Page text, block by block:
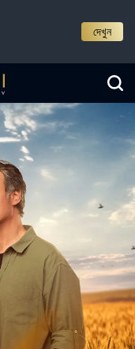
দেখুন